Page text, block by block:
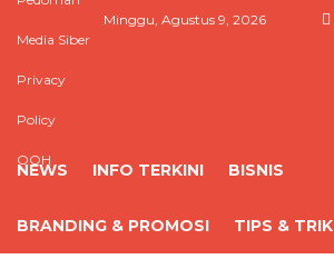
Media Siber
Privacy
Policy
OOH
Minggu, Agustus 9, 2026
NEWS INFO TERKINI BISNIS
BRANDING & PROMOSI TIPS & TRIK